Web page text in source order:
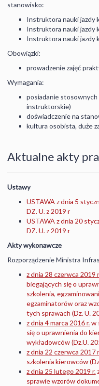
stanowisko:
Instruktora nauki jazdy
Instruktora nauki jazdy
Instruktora nauki jazdy
Obowiązki:
prowadzenie zajęć
Wymagania:
posiadanie
instruktorskie)
doświadczenie na
kultura osobista, duże
Aktualne akty
Ustawy
USTAWA z dnia 5
DZ. U. z 2019 r
USTAWA z dnia 20
DZ. U. z 2019 r
Akty wykonawcze
Rozporządzenie Ministra
z dnia 28 czerwca 2019
biegających się o
szkolenia,
egzaminatorów oraz
tych sprawach (Dz. U.
z dnia 4 marca 2016 r.w
się o uprawnienia do
wykładowców (Dz.U.
z dnia 22 czerwca 2017
szkolenia kierowców
z dnia 25 lutego 2019 r.
sprawie wzorów